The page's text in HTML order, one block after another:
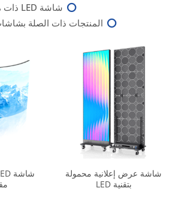
شاشة LED ذات مسافة بكسل صغيرة
المنتجات ذات الصلة
شاشة عرض إعلانية محمولة
بتقنية LED